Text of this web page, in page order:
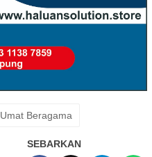
Umat Beragama
SEBARKAN